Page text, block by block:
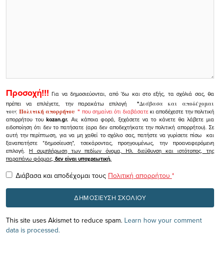
Προσοχή!!! Για να δημοσιεύονται, από 'δω και στο εξής, τα σχόλιά σας, θα
πρέπει να επιλέγετε, την παρακάτω επιλογή
"Διάβασα και αποδέχομαι
τουςΠολιτική απορρήτου" που σημαίνει ότι διαβάσατεκι αποδέχεστε την πολιτική
απορρήτου τουkozan.gr. Αν, κάποια φορά, ξεχάσετε να το κάνετε θα λάβετε μια
ειδοποίηση ότι δεν το πατήσατε (αρα δεν αποδεχτήκατε την πολιτική απορρήτου). Σε
αυτή την περίπτωση, για να μη χαθεί το σχόλιο σας, πατήστε να γυρίσετε πίσω και
ξαναπατήστε "δημοσίευση", τσεκάροντας, προηγουμένως, την προαναφερόμενη
επιλογή.Η συμπλήρωση των πεδίων όνομα, Ηλ. διεύθυνση και ιστότοπος, της
παραπάνω φόρμας, δεν είναι υποχρεωτική.
Διάβασα και αποδέχομαι τους Πολιτική απορρήτου *
This site uses Akismet to reduce spam. Learn how your comment
data is processed.